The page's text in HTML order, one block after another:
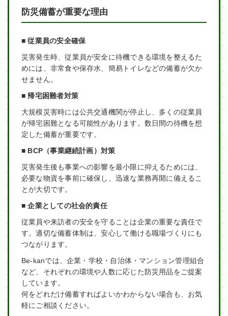
防災備蓄が重要な理由
■ 従業員の安全確保
災害発生時、従業員が安全に待機できる環境を整えるた
めには、非常食や保存水、簡易トイレなどの備蓄が欠か
せません。
■ 帰宅困難者対策
大規模災害時には公共交通機関が停止し、多くの従業員
が帰宅困難となる可能性があります。数日間の待機を想
定した備蓄が重要です。
■ BCP（事業継続計画）対策
災害発生後も事業への影響を最小限に抑えるためには、
必要な物資を事前に確保し、迅速な業務再開に備えるこ
とが大切です。
■ 企業としての社会的責任
従業員や来訪者の安全を守ることは企業の重要な責任で
す。適切な備蓄体制は、安心して働ける職場づくりにも
つながります。
Be-kanでは、企業・学校・自治体・マンション管理組合
など、それぞれの環境や人数に応じた防災用品をご提案
しています。
何をどれだけ備蓄すればよいかわからない場合も、お気
軽にご相談ください。